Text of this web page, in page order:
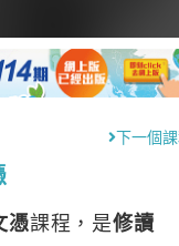
下一個
憑課程，是修讀